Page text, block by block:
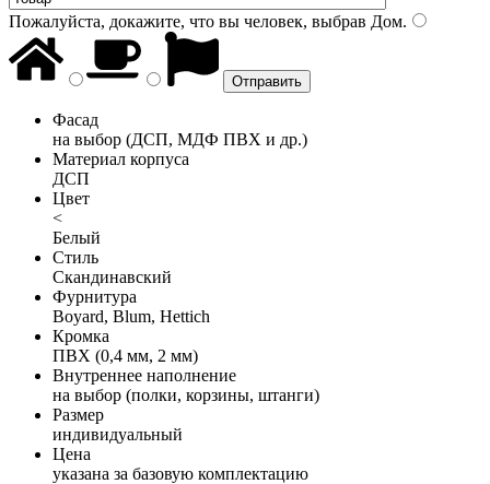
Пожалуйста, докажите, что вы человек, выбрав Дом.
Фасад
на выбор (ДСП, МДФ ПВХ и др.)
Материал корпуса
ДСП
Цвет
<
Белый
Стиль
Скандинавский
Фурнитура
Boyard, Blum, Hettich
Кромка
ПВХ (0,4 мм, 2 мм)
Внутреннее наполнение
на выбор (полки, корзины, штанги)
Размер
индивидуальный
Цена
указана за базовую комплектацию